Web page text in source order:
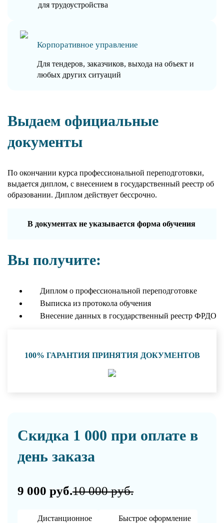
для трудоустройства
Корпоративное управление
Для тендеров, заказчиков, выхода на объект и
любых других ситуаций
Выдаем официальные
документы
По окончании курса профессиональной переподготовки,
выдается диплом, с внесением в государственный реестр об
образовании. Диплом действует бессрочно.
В документах не указывается форма обучения
Вы получите:
Диплом о профессиональной переподготовке
Выписка из протокола обучения
Внесение данных в государственный реестр ФРДО
100% ГАРАНТИЯ ПРИНЯТИЯ ДОКУМЕНТОВ
Скидка 1 000 при оплате в
день заказа
9 000 руб.10 000 руб.
Дистанционное Быстрое оформление